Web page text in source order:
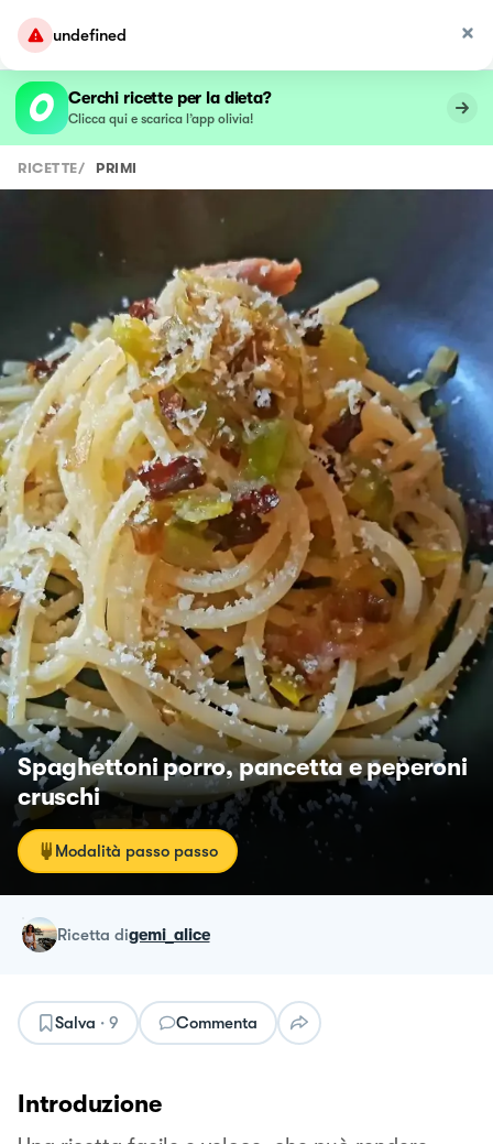
undefined
Cerchi ricette per la dieta?
Clicca qui e scarica l’app olivia!
RICETTE/ PRIMI
Spaghettoni porro, pancetta e peperoni
cruschi
Modalità passo passo
ricetta digemi_alice
Salva · 9 Commenta
Introduzione